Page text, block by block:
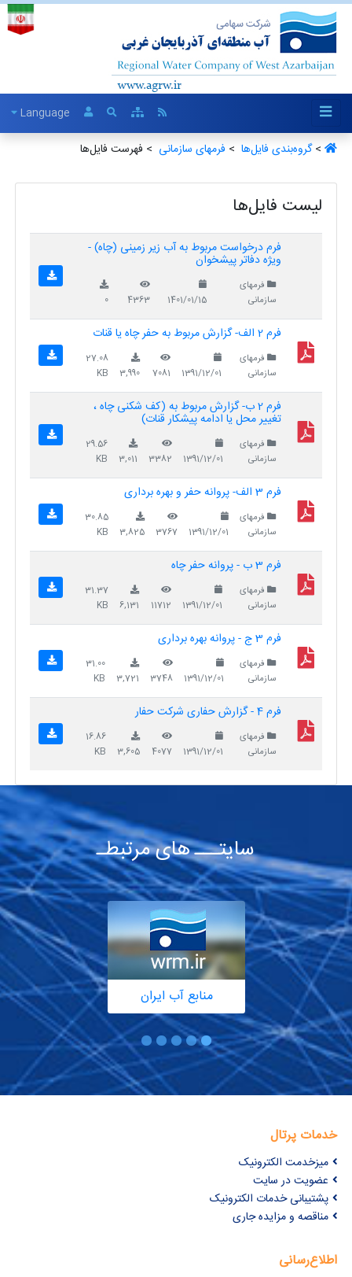
Language
>گروه‌بندی فایل‌ها ‏ > فرمهای سازمانی ‏ > فهرست فایل‌ها
لیست فایل‌ها
فرم درخواست مربوط به آب زیر زمینی (چاه) -
ویژه دفاتر پیشخوان
فرمهای
سازمانی
1401/01/15
4363
0
فرم 2 الف- گزارش مربوط به حفر چاه یا قنات
فرمهای
سازمانی
1391/12/01
7081
3,990
27.08
KB
فرم 2 ب- گزارش مربوط به (کف شکنی چاه ،
تغییر محل یا ادامه پیشکار قنات)
فرمهای
سازمانی
1391/12/01
3382
3,011
29.56
KB
فرم 3 الف- پروانه حفر و بهره برداری
فرمهای
سازمانی
1391/12/01
3767
3,825
30.85
KB
فرم 3 ب - پروانه حفر چاه
فرمهای
سازمانی
1391/12/01
11712
6,131
31.37
KB
فرم 3 ج - پروانه بهره برداری
فرمهای
سازمانی
1391/12/01
3748
3,721
31.00
KB
فرم 4 - گزارش حفاری شرکت حفار
فرمهای
سازمانی
1391/12/01
4077
3,605
16.86
KB
سایتـــ های مرتبطـ
منابع آب ایران
خدمات پرتال
میزخدمت الکترونیک
عضویت در سایت
پشتیبانی خدمات الکترونیک
مناقصه و مزایده جاری
اطلاع‌رسانی